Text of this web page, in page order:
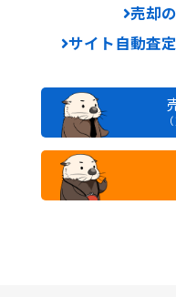
売却
サイト自動査